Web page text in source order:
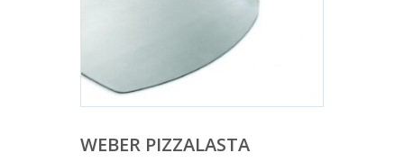
WEBER PIZZALASTA